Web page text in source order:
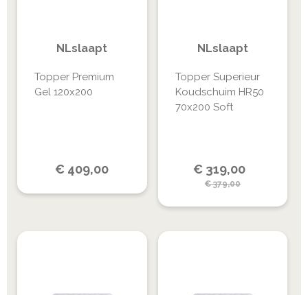
NLslaapt
Topper Premium
Gel 120x200
€ 409,00
NLslaapt
Topper Superieur
Koudschuim HR50
70x200 Soft
Special
Price
€ 319,00
€379,00